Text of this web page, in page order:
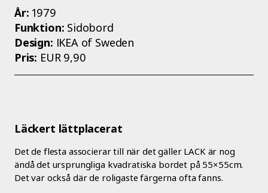
År: 1979
Funktion: Sidobord
Design: IKEA of Sweden
Pris: EUR 9,90
Läckert lättplacerat
Det de flesta associerar till när det gäller LACK är nog
ändå det ursprungliga kvadratiska bordet på 55×55cm.
Det var också där de roligaste färgerna ofta fanns.